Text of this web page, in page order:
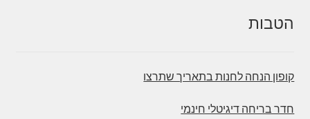
הטבות
קופון הנחה לחנות בתאריך שתרצו
חדר בריחה דיגיטלי חינמי